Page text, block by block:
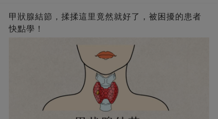
甲狀腺結節，揉揉這里竟然就好了，被困擾的患者
快點學！